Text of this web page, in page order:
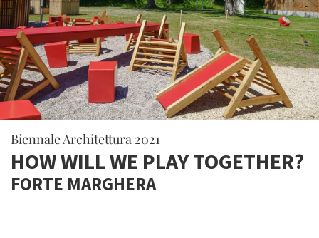
Biennale Architettura 2021
HOW WILL WE PLAY TOGETHER?
FORTE MARGHERA